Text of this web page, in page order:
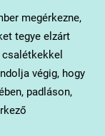
megérkezne,
tegye elzárt
végig, hogy
padláson,